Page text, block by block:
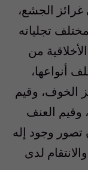
الجشع،
تجلياته
من
أنواعها،
الخوف، وقيم
وقيم العنف
تصور وجود إله
لدى